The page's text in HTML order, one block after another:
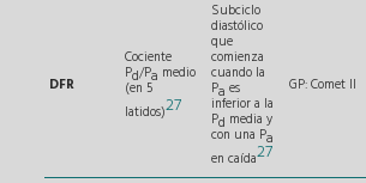
DFR
Cociente
Pd/Pa medio
(en 5
latidos)27
Subciclo
diastólico
que
comienza
cuando la
Paes
inferior a la
Pd media y
con una Pa
en caída27
GP: Comet II